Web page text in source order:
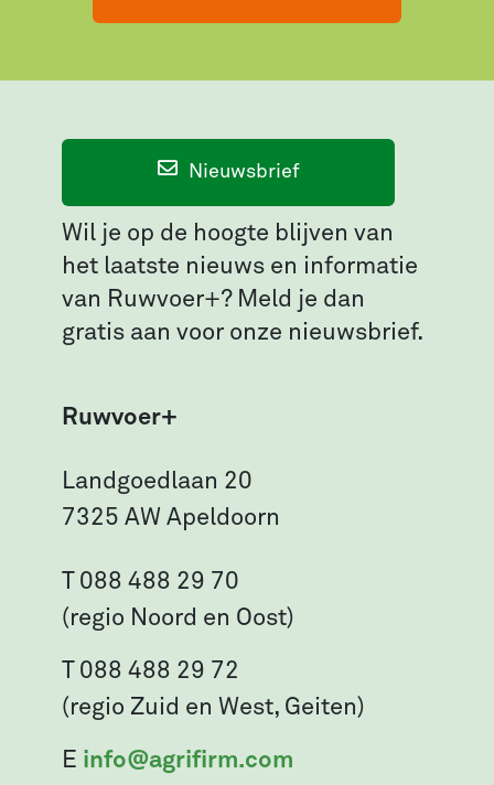
Nieuwsbrief
Wil je op de hoogte blijven van
het laatste nieuws en informatie
van Ruwvoer+? Meld je dan
gratis aan voor onze nieuwsbrief.
Ruwvoer+
Landgoedlaan 20
7325 AW Apeldoorn
T 088 488 29 70
(regio Noord en Oost)
T 088 488 29 72
(regio Zuid en West, Geiten)
E info@agrifirm.com